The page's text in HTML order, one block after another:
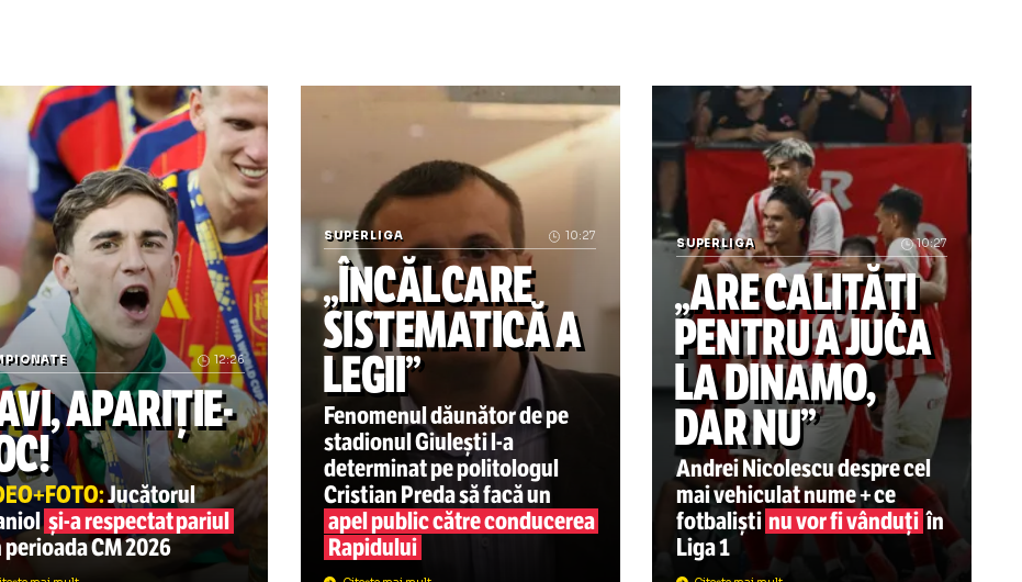
* cotă valabilă la ora publicării acestui articol
* articol publicat inițial pe Hotnews.ro
pariuri sportive bundesliga
bayern munchen
borussia dortmund
cote pariuri superbet
Varga și-a pierdut răbdarea! Ultimul sezon ca patron la CFR Cluj? „M-am săturat și
Gavi, apariție-șoc! VIDEO+FOTO: